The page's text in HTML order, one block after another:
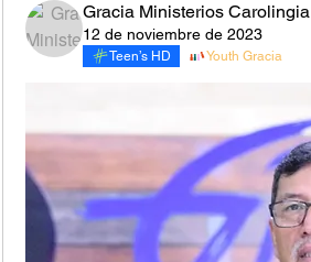
Gracia Ministerios Carolingia
12 de noviembre de 2023
Teen’s HD Youth Gracia